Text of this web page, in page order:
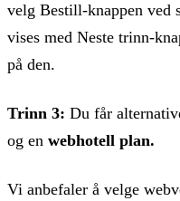
velg Bestill-knappen ved
vises med Neste trinn-
på den.
Trinn 3: Du får
og en webhotell plan.
Vi anbefaler å velge